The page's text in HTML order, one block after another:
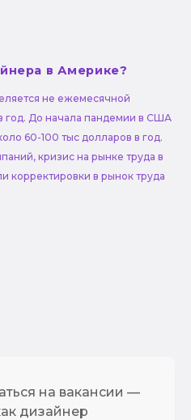
в Америке?
не ежемесячной
год. До начала пандемии в США
60-100 тыс долларов в год.
кризис на рынке труда в
корректировки в рынок труда
на вакансии —
дизайнер